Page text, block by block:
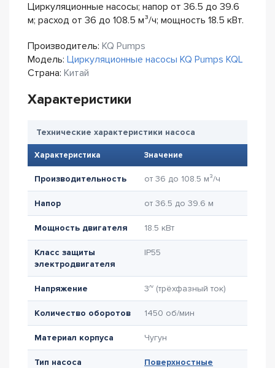
Циркуляционные насосы; напор от 36.5 до 39.6
м; расход от 36 до 108.5 м³/ч; мощность 18.5 кВт.
Производитель: KQ Pumps
Модель: Циркуляционные насосы KQ Pumps KQL
Страна: Китай
Характеристики
Технические характеристики насоса
Характеристика Значение
Производительность от 36 до 108.5 м³/ч
Напор от 36.5 до 39.6 м
Мощность двигателя 18.5 кВт
Класс защиты
электродвигателя
IP55
Напряжение 3~ (трёхфазный ток)
Количество оборотов 1450 об/мин
Материал корпуса Чугун
Тип насоса
Поверхностные